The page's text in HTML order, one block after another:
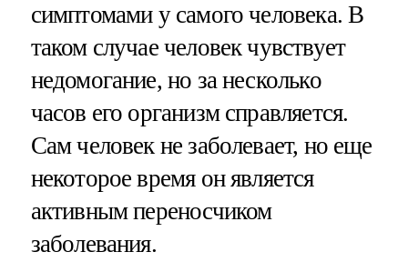
симптомами у самого человека. В
таком случае человек чувствует
недомогание, но за несколько
часов его организм справляется.
Сам человек не заболевает, но еще
некоторое время он является
активным переносчиком
заболевания.